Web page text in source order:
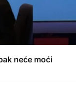
neće moći